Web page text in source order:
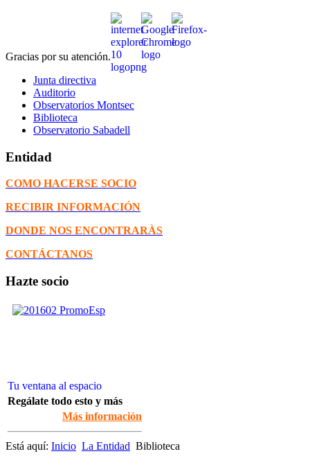
Gracias por su atención.
Junta directiva
Auditorio
Observatorios Montsec
Biblioteca
Observatorio Sabadell
Entidad
COMO HACERSE SOCIO
RECIBIR INFORMACIÓN
DONDE NOS ENCONTRARÀS
CONTÁCTANOS
Hazte socio
Tu ventana al espacio
Regálate todo esto y más
Más información
Está aquí: Inicio La Entidad Biblioteca